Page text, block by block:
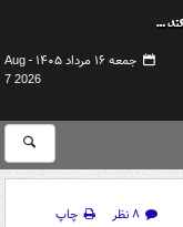
جمعه ۱۶ مرداد ۱۴۰۵ -
Aug
7 2026
۸ نظر
چاپ